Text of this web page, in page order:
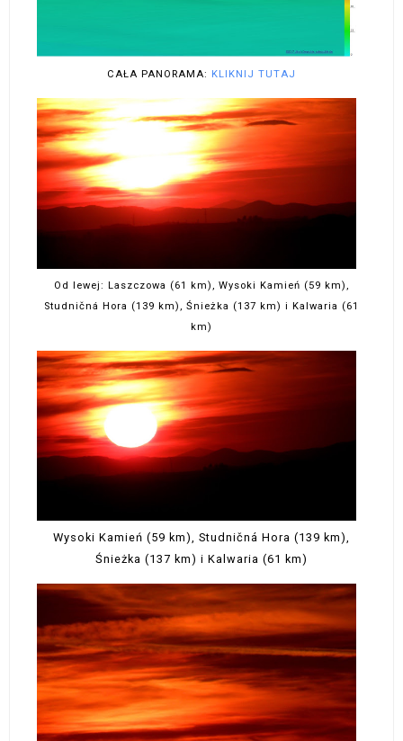
CAŁA PANORAMA: KLIKNIJ TUTAJ
Od lewej: Laszczowa (61 km), Wysoki Kamień (59 km),
Studničná Hora (139 km), Śnieżka (137 km) i Kalwaria (61
km)
Wysoki Kamień (59 km), Studničná Hora (139 km),
Śnieżka (137 km) i Kalwaria (61 km)